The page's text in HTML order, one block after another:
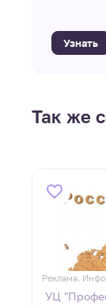
Узнать
Так же
Реклама.
УЦ